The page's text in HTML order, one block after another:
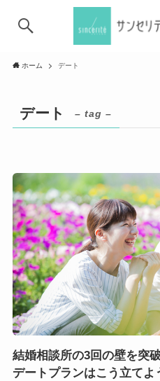
ホーム デート
デート – tag –
結婚相談所の3回の壁を突
デートプランはこう立てよ